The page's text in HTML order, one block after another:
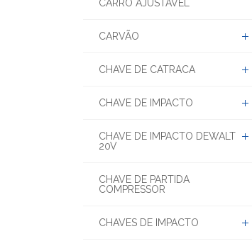
CARRINHO ESTEIRA
CARRO AJUSTÁVEL
CARVÃO
CHAVE DE CATRACA
CHAVE DE IMPACTO
CHAVE DE IMPACTO DEWALT
20V
CHAVE DE PARTIDA
COMPRESSOR